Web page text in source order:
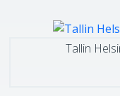
Tallin